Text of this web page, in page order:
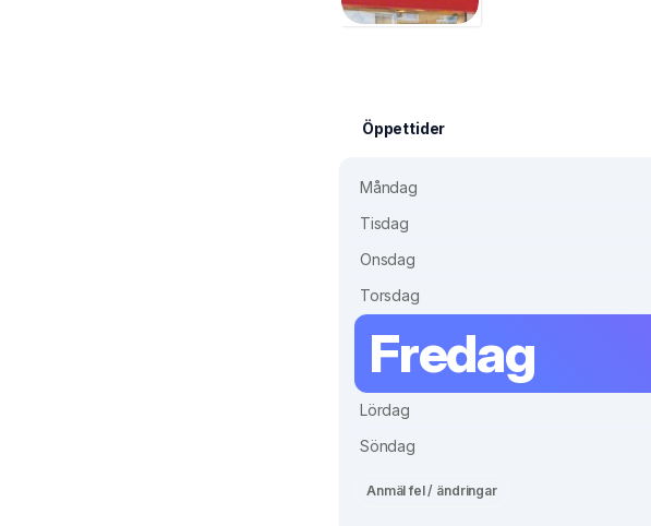
Öppettider
Måndag
Tisdag
Onsdag
Torsdag
Fredag
Lördag
Söndag
Anmäl fel / ändringar